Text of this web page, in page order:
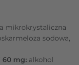
mikrokrystaliczna
sodowa,
60 mg: alkohol